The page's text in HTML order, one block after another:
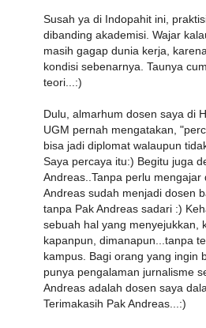
Susah ya di Indopahit ini,
dibanding akademisi. Wajar
masih gagap dunia kerja,
kondisi sebenarnya. Taunya
teori...:)
Dulu, almarhum dosen saya di
UGM pernah mengatakan,
bisa jadi diplomat walaupun
Saya percaya itu:) Begitu juga
Andreas..Tanpa perlu mengajar
Andreas sudah menjadi dosen
tanpa Pak Andreas sadari :)
sebuah hal yang menyejukkan,
kapanpun, dimanapun...tanpa
kampus. Bagi orang yang ingin
punya pengalaman jurnalisme
Andreas adalah dosen saya
Terimakasih Pak Andreas...:)